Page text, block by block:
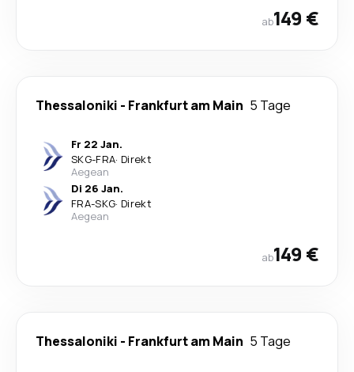
ab149 €
Thessaloniki - Frankfurt am Main 5 Tage
Fr 22 Jan.
SKG-FRA· Direkt
Aegean
Di 26 Jan.
FRA-SKG· Direkt
Aegean
ab149 €
Thessaloniki - Frankfurt am Main 5 Tage